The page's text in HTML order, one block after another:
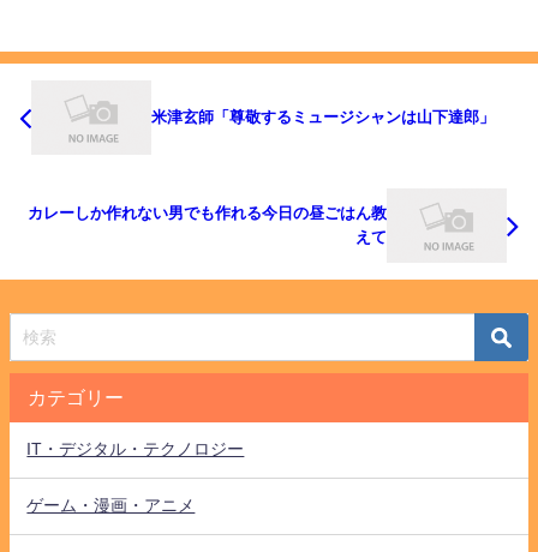
米津玄師「尊敬するミュージシャンは山下達郎」
カレーしか作れない男でも作れる今日の昼ごはん教
えて
カテゴリー
IT・デジタル・テクノロジー
ゲーム・漫画・アニメ